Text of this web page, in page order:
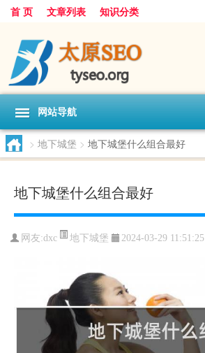
首 页 文章列表 知识分类
网站导航
> 地下城堡 > 地下城堡什么组合最好
地下城堡什么组合最好
网友:dxc 地下城堡 2024-03-29 11:51:25